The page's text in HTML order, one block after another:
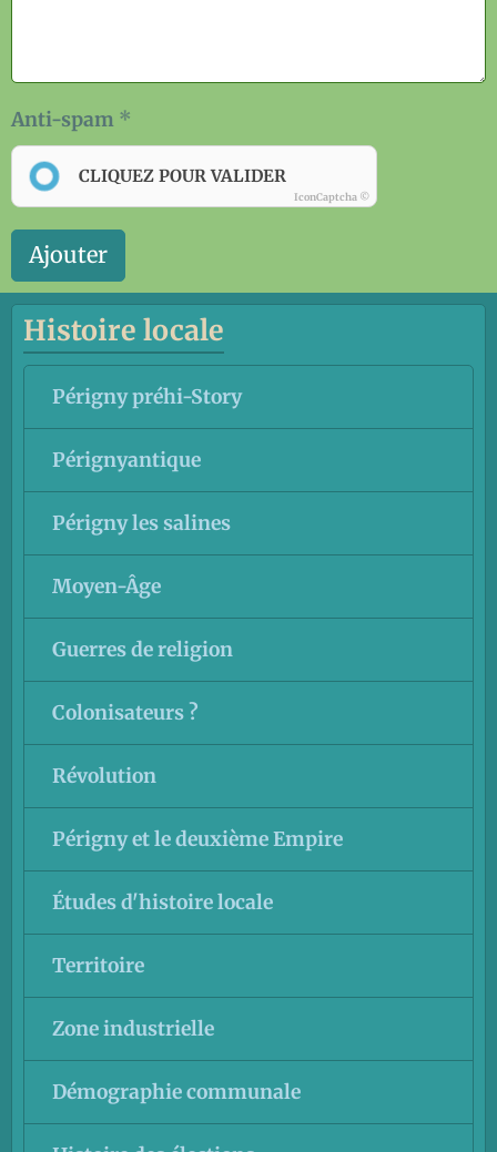
Anti-spam
CLIQUEZ POUR VALIDER
IconCaptcha ©
Ajouter
Histoire locale
Périgny préhi-Story
Pérignyantique
Périgny les salines
Moyen-Âge
Guerres de religion
Colonisateurs ?
Révolution
Périgny et le deuxième Empire
Études d'histoire locale
Territoire
Zone industrielle
Démographie communale